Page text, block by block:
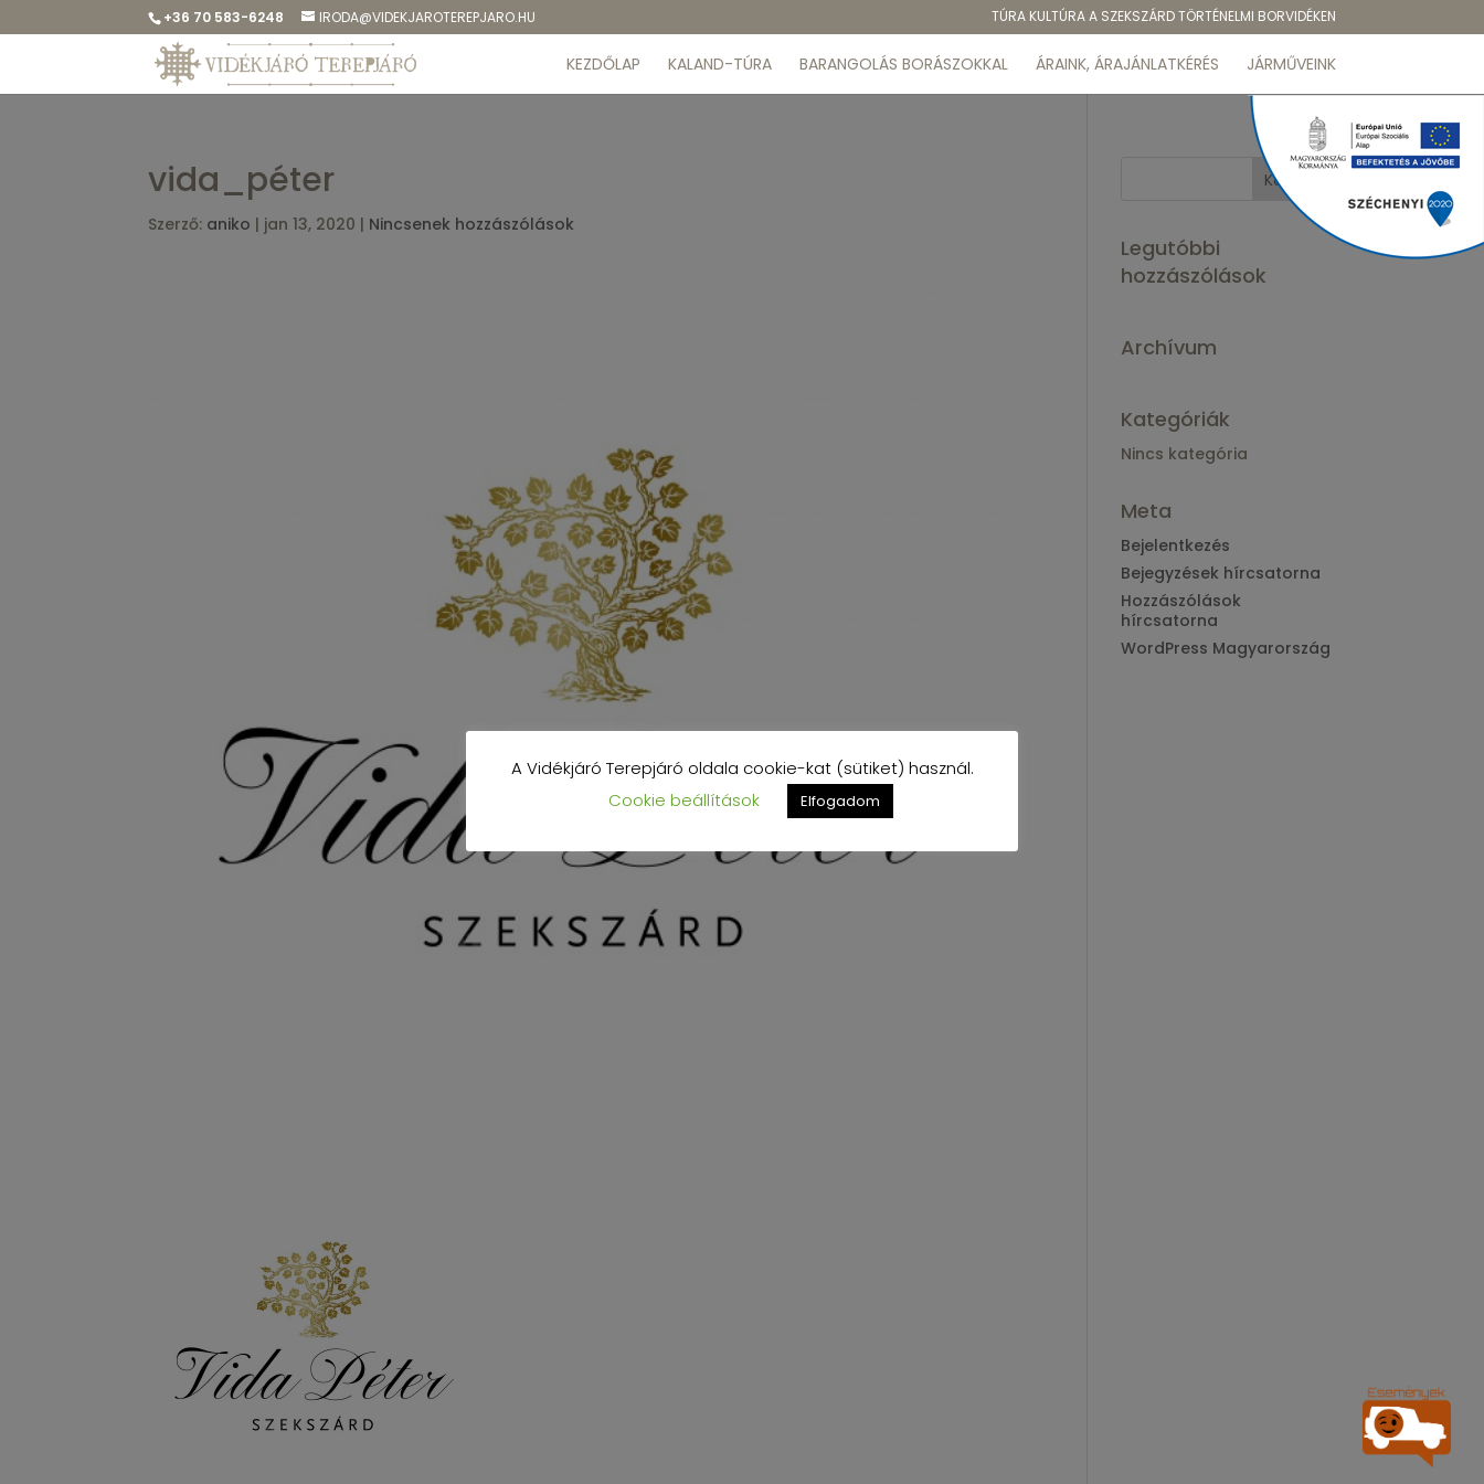
+36 70 583-6248 IRODA@VIDEKJAROTEREPJARO.HU TÚRA KULTÚRA A SZEKSZÁRD TÖRTÉNELMI BORVIDÉKEN
KEZDŐLAP KALAND-TÚRA BARANGOLÁS BORÁSZOKKAL ÁRAINK, ÁRAJÁNLATKÉRÉS JÁRMŰVEINK
vida_péter
Szerző: aniko | jan 13, 2020 | Nincsenek hozzászólások
Legutóbbi
hozzászólások
Archívum
Kategóriák
Nincs kategória
Meta
Bejelentkezés
Bejegyzések hírcsatorna
Hozzászólások
hírcsatorna
WordPress Magyarország
A Vidékjáró Terepjáró oldala cookie-kat (sütiket) használ.
Cookie beállítások
Elfogadom